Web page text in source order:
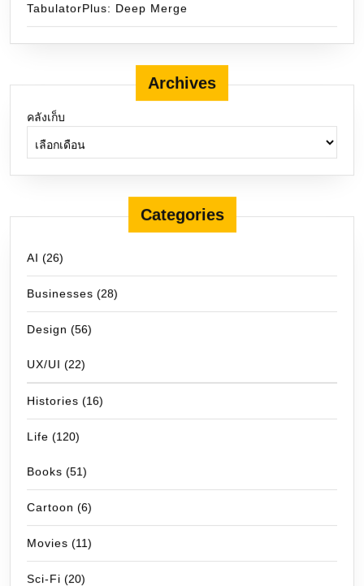
TabulatorPlus: Deep Merge
Archives
คลังเก็บ
Categories
AI (26)
Businesses (28)
Design (56)
UX/UI (22)
Histories (16)
Life (120)
Books (51)
Cartoon (6)
Movies (11)
Sci-Fi (20)